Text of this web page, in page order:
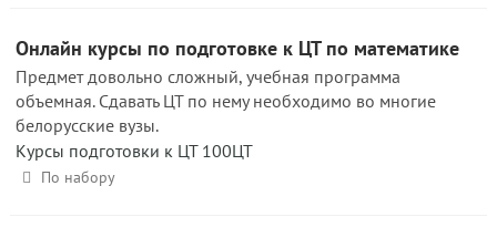
Онлайн курсы по подготовке к ЦТ по математике
Предмет довольно сложный, учебная программа
объемная. Сдавать ЦТ по нему необходимо во многие
белорусские вузы.
Курсы подготовки к ЦТ 100ЦТ
По набору